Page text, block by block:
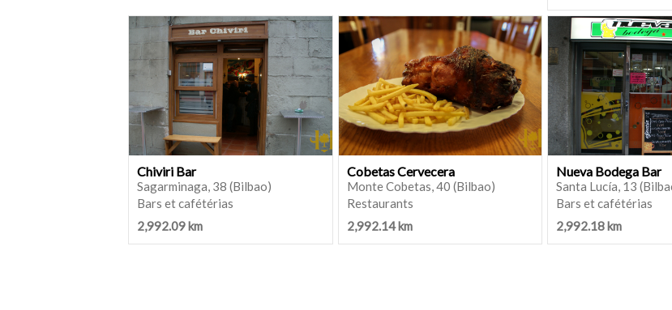
Chiviri Bar
Sagarminaga, 38 (Bilbao)
Bars et cafétérias
2,992.09 km
Cobetas Cervecera
Monte Cobetas, 40 (Bilbao)
Restaurants
2,992.14 km
Nueva Bodega Bar
Santa Lucía, 13
Bars et cafétérias
2,992.18 km